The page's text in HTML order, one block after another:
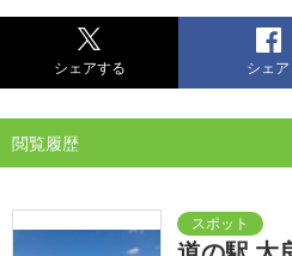
シェアする シェア
閲覧履歴